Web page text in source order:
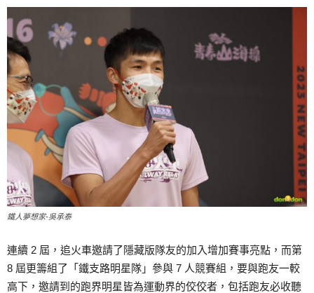
鐵人夢想家-吳承泰
連續 2 屆，追火車邀請了隱藏版隊友的加入增加賽事亮點，而第
8 屆更籌組了「鐵支路明星隊」參與 7 人競賽組，要與跑友一較
高下，邀請到的跑界明星皆為運動界的佼佼者，包括跑友必收聽